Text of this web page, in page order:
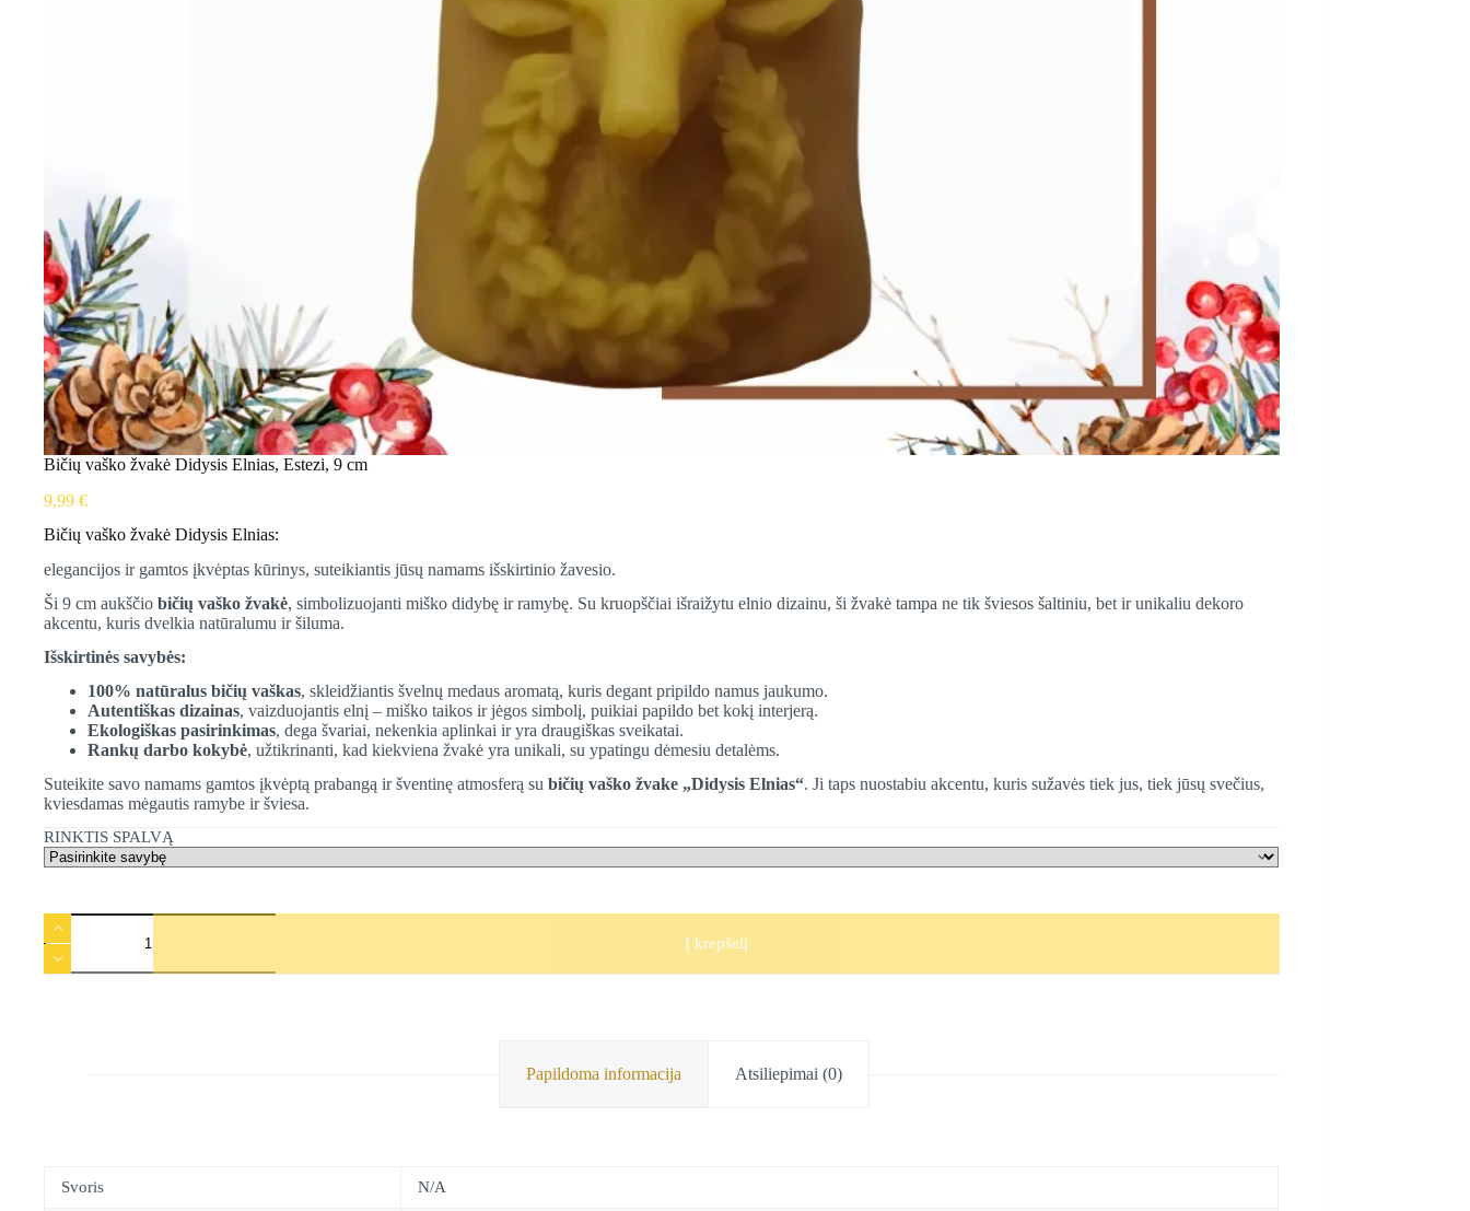
Bičių vaško žvakė Didysis Elnias, Estezi, 9 cm
9,99 €
Bičių vaško žvakė Didysis Elnias:
elegancijos ir gamtos įkvėptas kūrinys, suteikiantis jūsų namams išskirtinio žavesio.
Ši 9 cm aukščio bičių vaško žvakė, simbolizuojanti miško didybę ir ramybę. Su kruopščiai išraižytu elnio dizainu, ši žvakė tampa ne tik šviesos šaltiniu, bet ir unikaliu dekoro
akcentu, kuris dvelkia natūralumu ir šiluma.
Išskirtinės savybės:
100% natūralus bičių vaškas, skleidžiantis švelnų medaus aromatą, kuris degant pripildo namus jaukumo.
Autentiškas dizainas, vaizduojantis elnį – miško taikos ir jėgos simbolį, puikiai papildo bet kokį interjerą.
Ekologiškas pasirinkimas, dega švariai, nekenkia aplinkai ir yra draugiškas sveikatai.
Rankų darbo kokybė, užtikrinanti, kad kiekviena žvakė yra unikali, su ypatingu dėmesiu detalėms.
Suteikite savo namams gamtos įkvėptą prabangą ir šventinę atmosferą su bičių vaško žvake „Didysis Elnias“. Ji taps nuostabiu akcentu, kuris sužavės tiek jus, tiek jūsų svečius,
kviesdamas mėgautis ramybe ir šviesa.
RINKTIS SPALVĄ
produkto
kiekis:
Bičių
vaško
Į krepšelį
Papildoma informacija Atsiliepimai (0)
Svoris N/A